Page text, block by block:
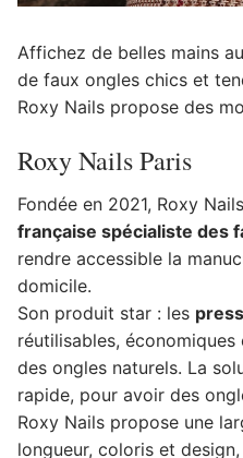
Affichez de belles mains
de faux ongles chics et
Roxy Nails propose des
Roxy Nails Paris
Fondée en 2021, Roxy
française spécialiste des
rendre accessible la
domicile.
Son produit star : les
réutilisables,
des ongles naturels. La
rapide, pour avoir des
Roxy Nails propose une
longueur, coloris et